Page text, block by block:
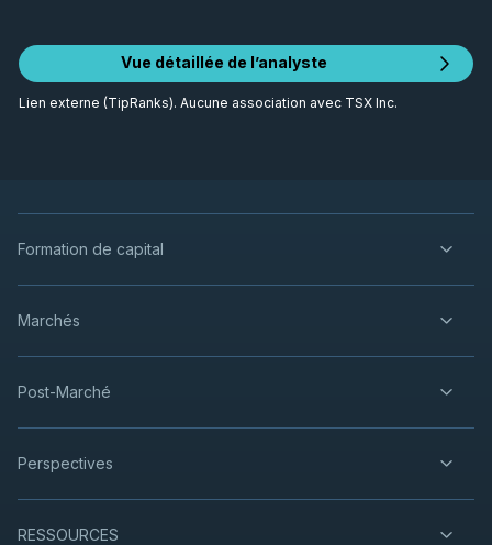
Vue détaillée de l’analyste
Lien externe (TipRanks). Aucune association avec TSX Inc.
Formation de capital
Marchés
Post-Marché
Perspectives
RESSOURCES